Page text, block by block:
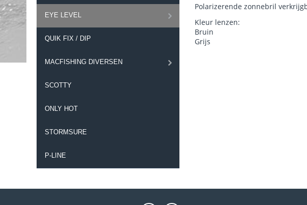
EYE LEVEL
QUIK FIX / DIP
MACFISHING DIVERSEN
SCOTTY
ONLY HOT
STORMSURE
P-LINE
Polarizerende zonnebril
Kleur lenzen:
Bruin
Grijs